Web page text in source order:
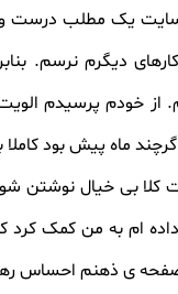
یک مطلب درست
دیگرم نرسم.
خودم پرسیدم
ماه پیش بود
بی خیال نوشتن
داده ام به من کمک
ی ذهنم احساس